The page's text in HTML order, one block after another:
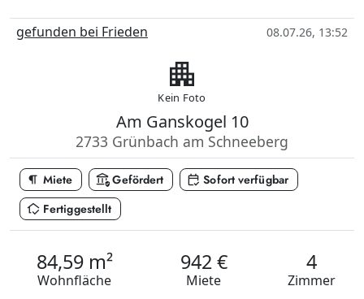
gefunden bei Frieden 08.07.26, 13:52
apartment
Kein Foto
Am Ganskogel 10
2733 Grünbach am Schneeberg
format_paragraph Miete assured_workloadGefördert calendar_check Sofort verfügbar
in_home_mode Fertiggestellt
84,59 m²
Wohnfläche
942 €
Miete
4
Zimmer